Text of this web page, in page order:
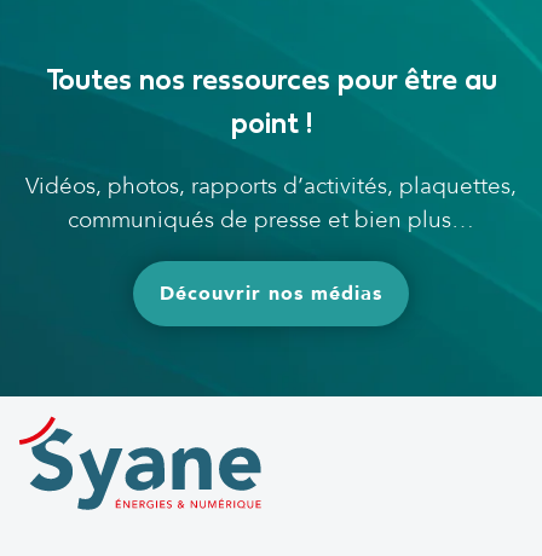
Toutes nos ressources pour être au
point !
Vidéos, photos, rapports d’activités, plaquettes,
communiqués de presse et bien plus…
Découvrir nos médias